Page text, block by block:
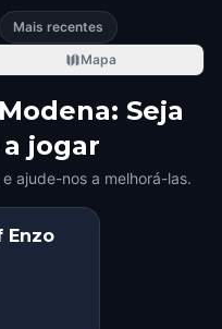
Mais recentes
Mapa
Seja
jogar
ajude-nos a melhorá-las.
Enzo